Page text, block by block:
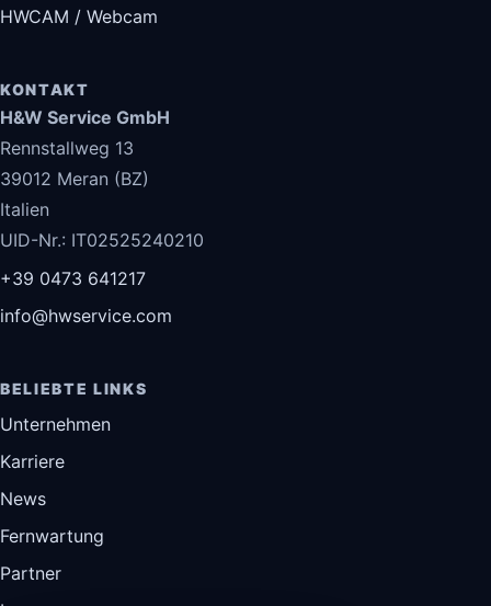
HWCAM / Webcam
KONTAKT
H&W Service GmbH
Rennstallweg 13
39012 Meran (BZ)
Italien
UID-Nr.: IT02525240210
+39 0473 641217
info@hwservice.com
BELIEBTE LINKS
Unternehmen
Karriere
News
Fernwartung
Partner